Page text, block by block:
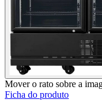
Mover o rato sobre a
Ficha do produto